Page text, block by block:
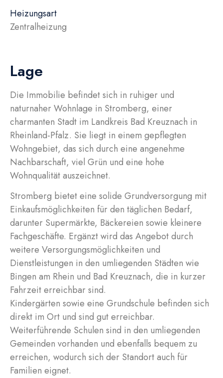
Heizungsart
Zentralheizung
Lage
Die Immobilie befindet sich in ruhiger und
naturnaher Wohnlage in Stromberg, einer
charmanten Stadt im Landkreis Bad Kreuznach in
Rheinland-Pfalz. Sie liegt in einem gepflegten
Wohngebiet, das sich durch eine angenehme
Nachbarschaft, viel Grün und eine hohe
Wohnqualität auszeichnet.
Stromberg bietet eine solide Grundversorgung mit
Einkaufsmöglichkeiten für den täglichen Bedarf,
darunter Supermärkte, Bäckereien sowie kleinere
Fachgeschäfte. Ergänzt wird das Angebot durch
weitere Versorgungsmöglichkeiten und
Dienstleistungen in den umliegenden Städten wie
Bingen am Rhein und Bad Kreuznach, die in kurzer
Fahrzeit erreichbar sind.
Kindergärten sowie eine Grundschule befinden sich
direkt im Ort und sind gut erreichbar.
Weiterführende Schulen sind in den umliegenden
Gemeinden vorhanden und ebenfalls bequem zu
erreichen, wodurch sich der Standort auch für
Familien eignet.